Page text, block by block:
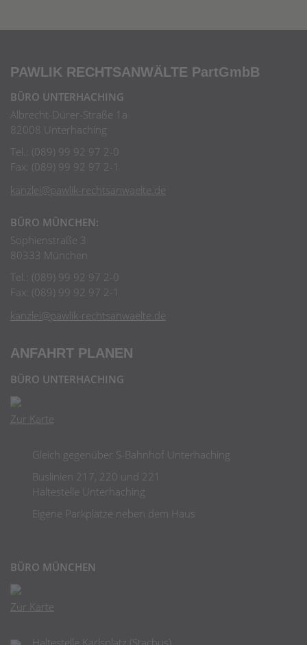
PAWLIK RECHTSANWÄLTE PartGmbB
BÜRO UNTERHACHING
Albrecht-Dürer-Straße 1a
82008 Unterhaching
Tel.: (089) 99 92 97 2-0
Fax: (089) 99 92 97 2-1
kanzlei@pawlik-rechtsanwaelte.de
BÜRO MÜNCHEN:
Sophienstraße 3
80333 München
Tel.: (089) 99 92 97 2-0
Fax: (089) 99 92 97 2-1
kanzlei@pawlik-rechtsanwaelte.de
ANFAHRT PLANEN
BÜRO UNTERHACHING
Zur Karte
Gleich gegenüber S-Bahnhof Unterhaching
Buslinien 217, 220 und 221
Haltestelle Unterhaching
Eigene Parkplätze neben dem Haus
BÜRO MÜNCHEN
Zur Karte
Haltestelle Karlsplatz (Stachus)